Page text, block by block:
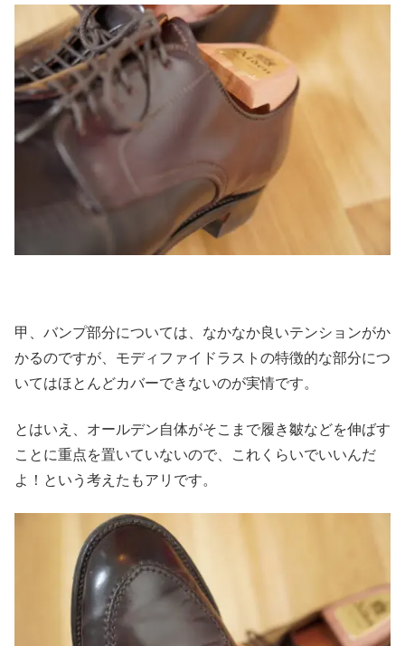
甲、バンプ部分については、なかなか良いテンションがか
かるのですが、モディファイドラストの特徴的な部分につ
いてはほとんどカバーできないのが実情です。
とはいえ、オールデン自体がそこまで履き皺などを伸ばす
ことに重点を置いていないので、これくらいでいいんだ
よ！という考えたもアリです。